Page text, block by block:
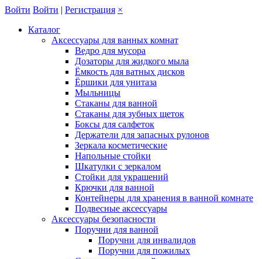
Войти Войти | Регистрация ×
Каталог
Аксессуары для ванных комнат
Ведро для мусора
Дозаторы для жидкого мыла
Ёмкость для ватных дисков
Ёршики для унитаза
Мыльницы
Стаканы для ванной
Стаканы для зубных щеток
Боксы для салфеток
Держатели для запасных рулонов
Зеркала косметические
Напольные стойки
Шкатулки с зеркалом
Стойки для украшений
Крючки для ванной
Контейнеры для хранения в ванной комнате
Подвесные аксессуары
Аксессуары безопасности
Поручни для ванной
Поручни для инвалидов
Поручни для пожилых